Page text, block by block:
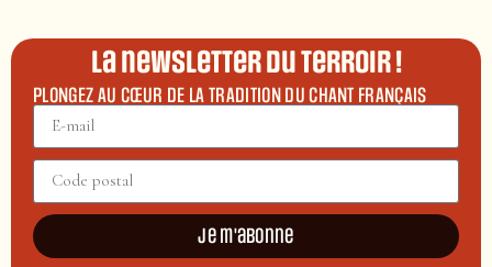
La newsletter du terroir !
PLONGEZ AU CŒUR DE LA TRADITION DU CHANT FRANÇAIS
Je m'abonne